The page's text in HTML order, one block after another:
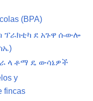
(BPA)
ፕራክቲካ ደ አጉዋ ሱውሎ
ላ ቶማ ዴ ውሳኔዎች
y
fincas